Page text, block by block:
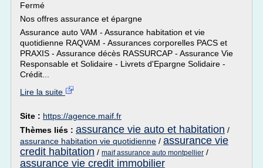
Fermé
Nos offres assurance et épargne
Assurance auto VAM - Assurance habitation et vie
quotidienne RAQVAM - Assurances corporelles PACS et
PRAXIS - Assurance décès RASSURCAP - Assurance Vie
Responsable et Solidaire - Livrets d'Epargne Solidaire -
Crédit...
Lire la suite
Site : https://agence.maif.fr
Thèmes liés : assurance vie auto et habitation /
assurance habitation vie quotidienne / assurance vie
credit habitation / maif assurance auto montpellier /
assurance vie credit immobilier